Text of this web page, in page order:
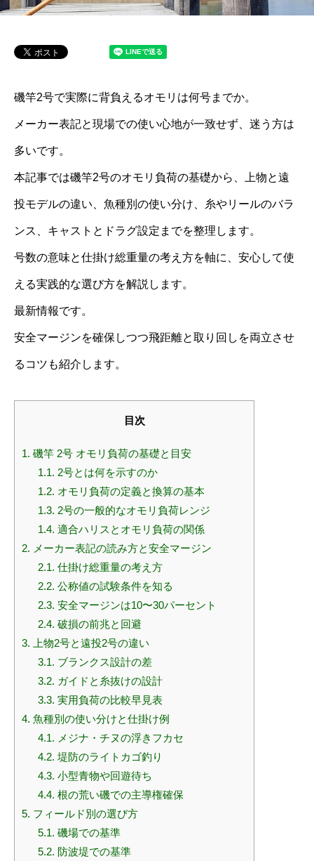
磯竿2号で実際に背負えるオモリは何号までか。
メーカー表記と現場での使い心地が一致せず、迷う方は
多いです。
本記事では磯竿2号のオモリ負荷の基礎から、上物と遠
投モデルの違い、魚種別の使い分け、糸やリールのバラ
ンス、キャストとドラグ設定までを整理します。
号数の意味と仕掛け総重量の考え方を軸に、安心して使
える実践的な選び方を解説します。
最新情報です。
安全マージンを確保しつつ飛距離と取り回しを両立させ
るコツも紹介します。
目次
1. 磯竿 2号 オモリ負荷の基礎と目安
1.1. 2号とは何を示すのか
1.2. オモリ負荷の定義と換算の基本
1.3. 2号の一般的なオモリ負荷レンジ
1.4. 適合ハリスとオモリ負荷の関係
2. メーカー表記の読み方と安全マージン
2.1. 仕掛け総重量の考え方
2.2. 公称値の試験条件を知る
2.3. 安全マージンは10〜30パーセント
2.4. 破損の前兆と回避
3. 上物2号と遠投2号の違い
3.1. ブランクス設計の差
3.2. ガイドと糸抜けの設計
3.3. 実用負荷の比較早見表
4. 魚種別の使い分けと仕掛け例
4.1. メジナ・チヌの浮きフカセ
4.2. 堤防のライトカゴ釣り
4.3. 小型青物や回遊待ち
4.4. 根の荒い磯での主導権確保
5. フィールド別の選び方
5.1. 磯場での基準
5.2. 防波堤での基準